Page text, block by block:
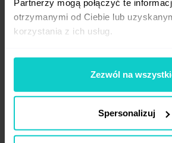
Partnerzy mogą połączyć te
otrzymanymi od Ciebie lub
korzystania z ich usług.
Zezwól na
Spersonalizuj
przyciągają uwagę
na pewno powinny)